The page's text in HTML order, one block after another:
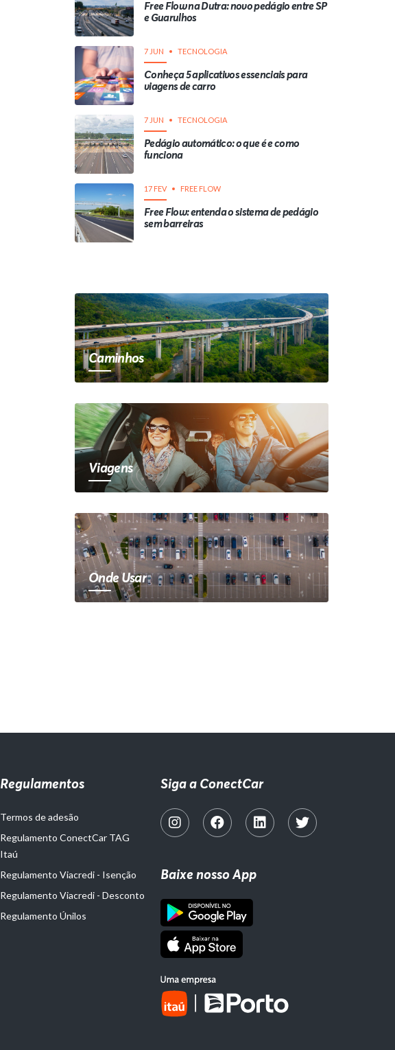
Free Flow na Dutra: novo pedágio entre SP
e Guarulhos
7 JUN TECNOLOGIA
Conheça 5 aplicativos essenciais para
viagens de carro
7 JUN TECNOLOGIA
Pedágio automático: o que é e como
funciona
17 FEV FREE FLOW
Free Flow: entenda o sistema de pedágio
sem barreiras
Caminhos
Viagens
Onde Usar
Regulamentos
Termos de adesão
Regulamento ConectCar TAG
Itaú
Regulamento Viacredi - Isenção
Regulamento Viacredi - Desconto
Regulamento Únilos
Siga a ConectCar
Baixe nosso App